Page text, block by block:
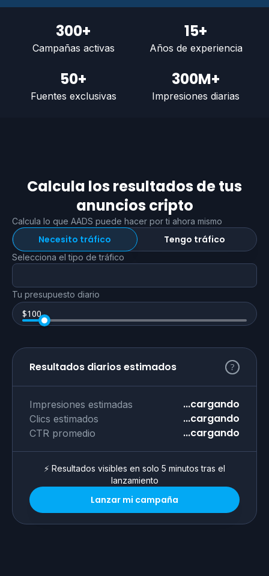
300+
Campañas activas
15+
Años de experiencia
50+
Fuentes exclusivas
300M+
Impresiones diarias
Calcula los resultados de tus
anuncios cripto
Calcula lo que AADS puede hacer por ti ahora mismo
Necesito tráfico Tengo tráfico
Selecciona el tipo de tráfico
Tu presupuesto diario
$100
Resultados diarios estimados
Impresiones estimadas ...cargando
Clics estimados ...cargando
CTR promedio ...cargando
⚡ Resultados visibles en solo 5 minutos tras el
lanzamiento
Lanzar mi campaña